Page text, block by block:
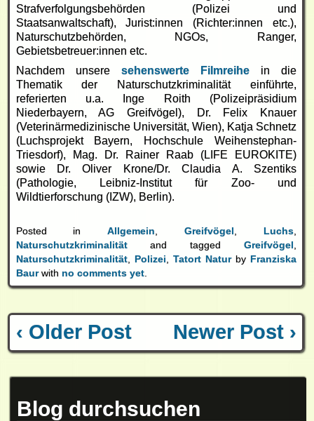
Strafverfolgungsbehörden (Polizei und
Staatsanwaltschaft), Jurist:innen (Richter:innen etc.),
Naturschutzbehörden, NGOs, Ranger,
Gebietsbetreuer:innen etc.
Nachdem unsere sehenswerte Filmreihein die
Thematik der Naturschutzkriminalität einführte,
referierten u.a. Inge Roith (Polizeipräsidium
Niederbayern, AG Greifvögel), Dr. Felix Knauer
(Veterinärmedizinische Universität, Wien), Katja Schnetz
(Luchsprojekt Bayern, Hochschule Weihenstephan-
Triesdorf), Mag. Dr. Rainer Raab (LIFE EUROKITE)
sowie Dr. Oliver Krone/Dr. Claudia A. Szentiks
(Pathologie, Leibniz-Institut für Zoo- und
Wildtierforschung (IZW), Berlin).
Posted inAllgemein ,Greifvögel Luchs,
Naturschutzkriminalitätand tagged Greifvögel
Naturschutzkriminalität, Polizei Tatort Naturby Franziska
Baurwith no comments yet.
‹ Older Post Newer Post ›
Blog durchsuchen